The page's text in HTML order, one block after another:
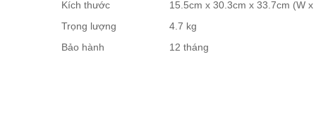
Kích thước
15.5cm x 30.3cm x 33.7cm (W x
Trọng lượng
4.7 kg
Bảo hành
12 tháng